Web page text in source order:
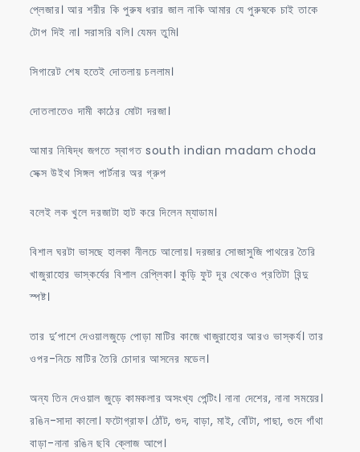
প্লেজার। আর শরীর কি পুরুষ ধরার জাল নাকি আমার যে পুরুষকে চাই তাকে
টোপ দিই না। সরাসরি বলি। যেমন তুমি।
সিগারেট শেষ হতেই দোতলায় চললাম।
দোতলাতেও দামী কাঠের মোটা দরজা।
আমার নিষিদ্ধ জগতে স্বাগত south indian madam choda
সেক্স উইথ সিঙ্গল পার্টনার অর গ্রুপ
বলেই লক খুলে দরজাটা হাট করে দিলেন ম্যাডাম।
বিশাল ঘরটা ভাসছে হালকা নীলচে আলোয়। দরজার সোজাসুজি পাথরের তৈরি
খাজুরাহোর ভাস্কর্যের বিশাল রেপ্লিকা। কুড়ি ফুট দূর থেকেও প্রতিটা বিন্দু
স্পষ্ট।
তার দু’পাশে দেওয়ালজুড়ে পোড়া মাটির কাজে খাজুরাহোর আরও ভাস্কর্য। তার
ওপর-নিচে মাটির তৈরি চোদার আসনের মডেল।
অন্য তিন দেওয়াল জুড়ে কামকলার অসংখ্য পেন্টিং। নানা দেশের, নানা সময়ের।
রঙিন-সাদা কালো। ফটোগ্রাফ। ঠোঁট, গুদ, বাড়া, মাই, বোঁটা, পাছা, গুদে গাঁথা
বাড়া-নানা রঙিন ছবি ক্লোজ আপে।